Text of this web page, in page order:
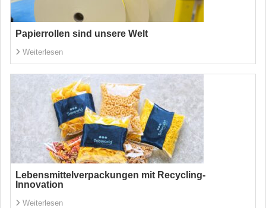
Papierrollen sind unsere Welt
Weiterlesen
Lebensmittelverpackungen mit Recycling-
Innovation
Weiterlesen